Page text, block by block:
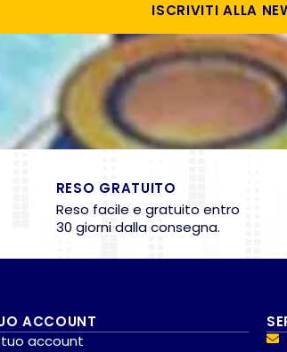
ISCRIVITI ALLA
RESO GRATUITO
Reso facile e gratuito entro
30 giorni dalla consegna.
ACCOUNT
tuo account